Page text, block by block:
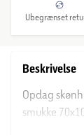
Ubegrænset
Beskrivelse
Opdag
smukke